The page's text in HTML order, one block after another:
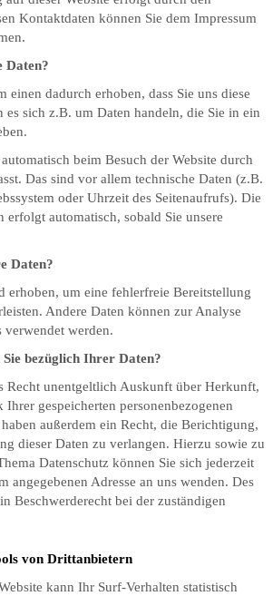
Kontaktdaten können Sie dem Impressum
Daten?
einen dadurch erhoben, dass Sie uns diese
sich z.B. um Daten handeln, die Sie in ein
beim Besuch der Website durch
Das sind vor allem technische Daten (z.B.
oder Uhrzeit des Seitenaufrufs). Die
erfolgt automatisch, sobald Sie unsere
Daten?
erhoben, um eine fehlerfreie Bereitstellung
Andere Daten können zur Analyse
verwendet werden.
Sie bezüglich Ihrer Daten?
Recht unentgeltlich Auskunft über Herkunft,
gespeicherten personenbezogenen
außerdem ein Recht, die Berichtigung,
dieser Daten zu verlangen. Hierzu sowie zu
Datenschutz können Sie sich jederzeit
angegebenen Adresse an uns wenden. Des
Beschwerderecht bei der zuständigen
von Drittanbietern
kann Ihr Surf-Verhalten statistisch